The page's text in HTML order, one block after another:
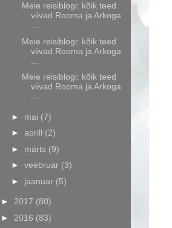
Meie reisiblogi: kõik teed
viivad Rooma ja Arkoga
Meie reisiblogi: kõik teed
viivad Rooma ja Arkoga
Meie reisiblogi: kõik teed
viivad Rooma ja Arkoga
► mai (7)
► aprill (2)
► märts (9)
► veebruar (3)
► jaanuar (5)
► 2017 (80)
► 2016 (83)